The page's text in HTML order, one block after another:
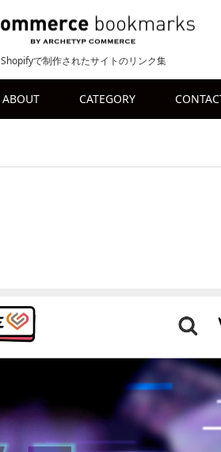
Shopifyで制作されたサイトのリンク集
ABOUT CATEGORY